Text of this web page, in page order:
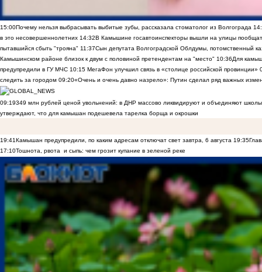
15:00Почему нельзя выбрасывать выбитые зубы, рассказала стоматолог из Волгограда
в это несовершеннолетних 14:32В Камышине госавтоинспекторы вышли на улицы
пытавшийся сбыть "трояна" 11:37Сын депутата Волгоградской Облдумы, потомственный
Камышинском районе близок к двум с половиной претендентам на "место" 10:36Для
предупредили в ГУ МЧС 10:15 МегаФон улучшил связь в «столице российской провинции»
следить за городом 09:20«Очень и очень давно назрело»: Путин сделал ряд важных
09:19349 млн рублей ценой увольнений: в ДНР массово ликвидируют и объединяют
утверждают, что для камышан подешевела тарелка борща и окрошки
19:41Камышан предупредили, по каким адресам отключат свет завтра, 6 августа 19:35
17:10Тошнота, рвота и сыпь: чем грозит купание в зеленой реке